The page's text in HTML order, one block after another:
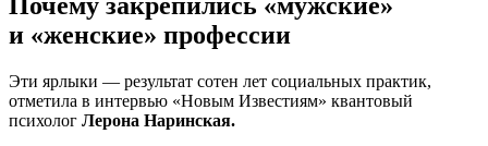
и «женские» профессии
Эти ярлыки — результат сотен лет социальных практик,
отметила в интервью «Новым Известиям» квантовый
психолог Лерона Наринская.